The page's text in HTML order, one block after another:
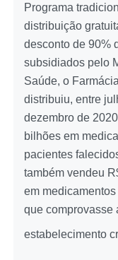
Programa
distribuição
desconto de 90%
subsidiados pelo
Saúde, o
distribuiu, entre
dezembro de
bilhões em
pacientes
também vendeu
em medicamentos
que comprovasse
estabelecimento